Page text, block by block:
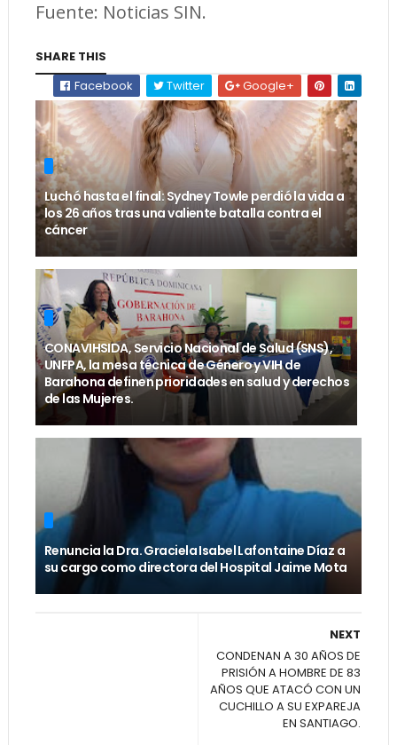
Fuente: Noticias SIN.
SHARE THIS
Facebook
Twitter Google+
Luchó hasta el final: Sydney Towle perdió la vida a
los 26 años tras una valiente batalla contra el
cáncer
CONAVIHSIDA, Servicio Nacional de Salud (SNS),
UNFPA, la mesa técnica de Género y VIH de
Barahona definen prioridades en salud y derechos
de las Mujeres.
Renuncia la Dra. Graciela Isabel Lafontaine Díaz a
su cargo como directora del Hospital Jaime Mota
NEXT
CONDENAN A 30 AÑOS DE
PRISIÓN A HOMBRE DE 83
AÑOS QUE ATACÓ CON UN
CUCHILLO A SU EXPAREJA
EN SANTIAGO.